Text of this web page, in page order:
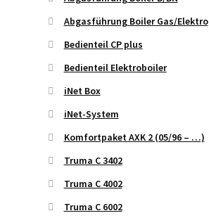
Abgasführung Boiler Gas/Elektro
Bedienteil CP plus
Bedienteil Elektroboiler
iNet Box
iNet-System
Komfortpaket AXK 2 (05/96 – …)
Truma C 3402
Truma C 4002
Truma C 6002